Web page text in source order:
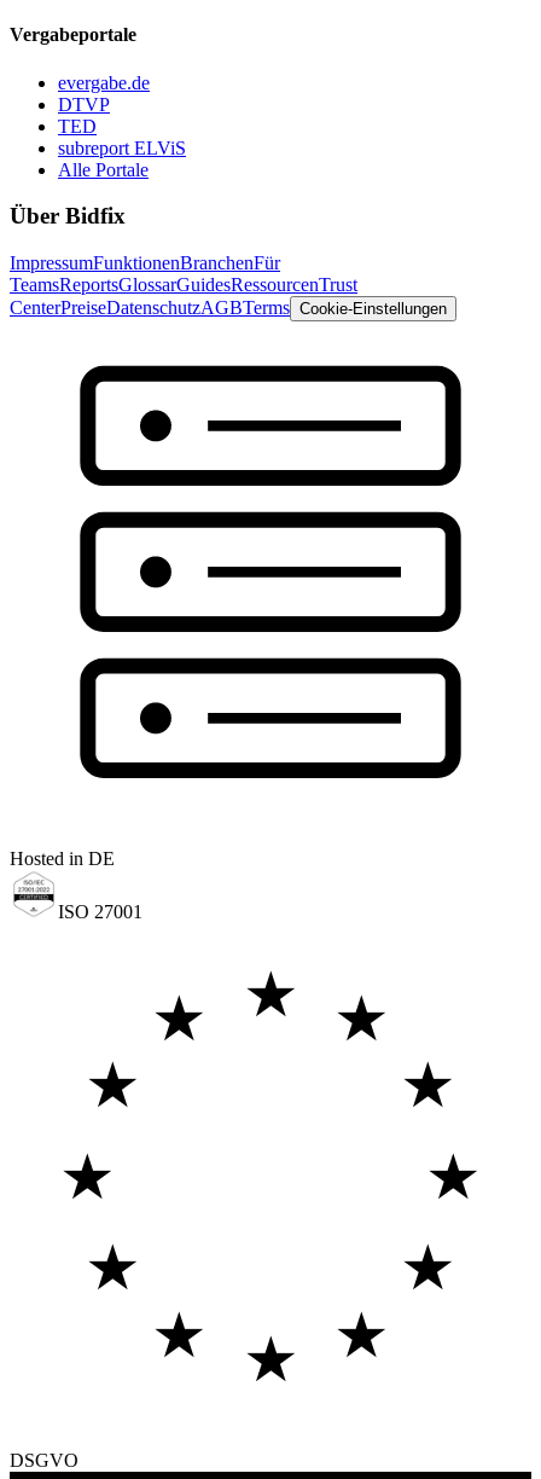
Vergabeportale
evergabe.de
DTVP
TED
subreport ELViS
Alle Portale
Über Bidfix
ImpressumFunktionenBranchenFür
TeamsReportsGlossarGuidesRessourcenTrust
CenterPreiseDatenschutzAGBTerms Cookie-Einstellungen
Hosted in DE
ISO 27001
★ ★
★
★
★
★
★
★
★
★
★
★
DSGVO